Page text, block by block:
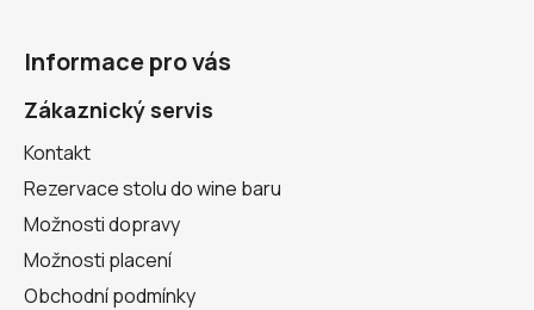
Informace pro vás
Zákaznický servis
Kontakt
Rezervace stolu do wine baru
Možnosti dopravy
Možnosti placení
Obchodní podmínky